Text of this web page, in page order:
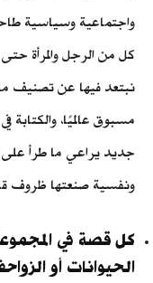
واجتماعية وسياسية
كل من الرجل والمرأة
نبتعد فيها عن تصنيف
مسبوق عالميًا، والكتابة
جديد يراعي ما طرأ على
ونفسية صنعتها ظروف
كل قصة في
الحيوانات أو